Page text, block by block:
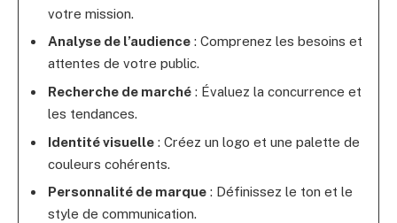
votre mission.
Analyse de l’audience: Comprenez les besoins et
attentes de votre public.
Recherche de marché: Évaluez la concurrence et
les tendances.
Identité visuelle: Créez un logo et une palette de
couleurs cohérents.
Personnalité de marque: Définissez le ton et le
style de communication.